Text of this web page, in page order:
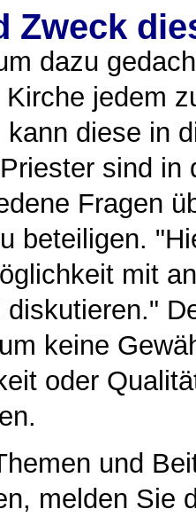
Zweck
dazu
Kirche jedem
kann diese in
sind in
Fragen
beteiligen.
mit
diskutieren."
keine
oder
und
melden Sie